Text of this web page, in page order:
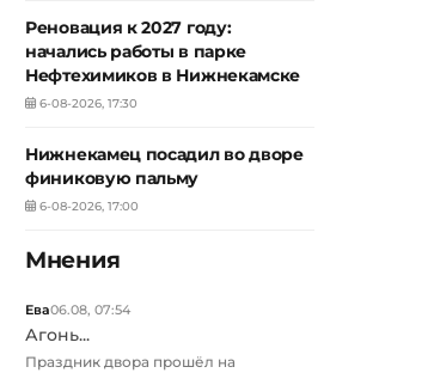
Реновация к 2027 году:
начались работы в парке
Нефтехимиков в Нижнекамске
6-08-2026, 17:30
Нижнекамец посадил во дворе
финиковую пальму
6-08-2026, 17:00
Мнения
Ева06.08, 07:54
Агонь...
Праздник двора прошёл на